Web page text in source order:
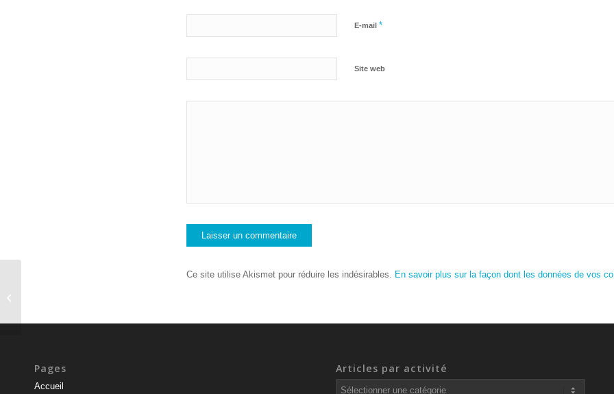
E-mail *
Site web
Ce site utilise Akismet pour réduire les indésirables. En savoir plus sur la façon dont les données de vos
Pages
Accueil
Articles par activité
Articles